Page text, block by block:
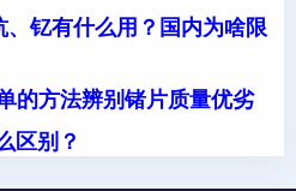
钇有什么用？国内为啥限
的方法辨别锗片质量优劣
区别？